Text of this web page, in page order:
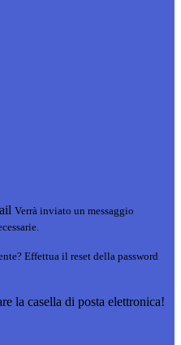
Verrà inviato un messaggio
Effettua il reset della password
la casella di posta elettronica!